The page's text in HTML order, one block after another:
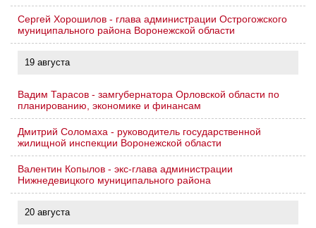
Сергей Хорошилов - глава администрации Острогожского
муниципального района Воронежской области
19 августа
Вадим Тарасов - замгубернатора Орловской области по
планированию, экономике и финансам
Дмитрий Соломаха - руководитель государственной
жилищной инспекции Воронежской области
Валентин Копылов - экс-глава администрации
Нижнедевицкого муниципального района
20 августа